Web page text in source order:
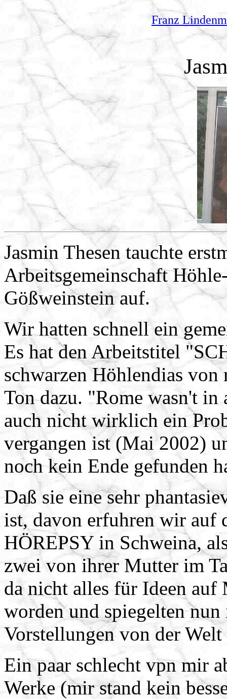
Franz
Jasmin Thesen tauchte
Arbeitsgemeinschaft
Gößweinstein auf.
Wir hatten schnell ein
Es hat den Arbeitstitel
schwarzen Höhlendias
Ton dazu. "Rome wasn't in
auch nicht wirklich ein
vergangen ist (Mai 2002)
noch kein Ende gefunden
Daß sie eine sehr
ist, davon erfuhren wir auf
HÖREPSY in Schweina,
zwei von ihrer Mutter im
da nicht alles für Ideen auf
worden und spiegelten
Vorstellungen von der
Ein paar schlecht vpn mir
Werke (mir stand kein